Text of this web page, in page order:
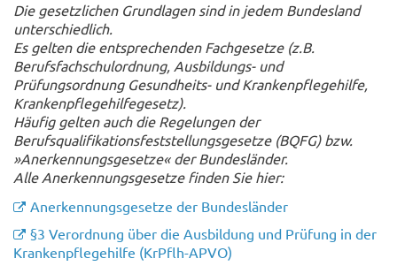
Die gesetzlichen Grundlagen sind in jedem Bundesland
unterschiedlich.
Es gelten die entsprechenden Fachgesetze (z.B.
Berufsfachschulordnung, Ausbildungs- und
Prüfungsordnung Gesundheits- und Krankenpflegehilfe,
Krankenpflegehilfegesetz).
Häufig gelten auch die Regelungen der
Berufsqualifikationsfeststellungsgesetze (BQFG) bzw.
»Anerkennungsgesetze« der Bundesländer.
Alle Anerkennungsgesetze finden Sie hier:
Anerkennungsgesetze der Bundesländer
§3 Verordnung über die Ausbildung und Prüfung in der
Krankenpflegehilfe (KrPflh-APVO)